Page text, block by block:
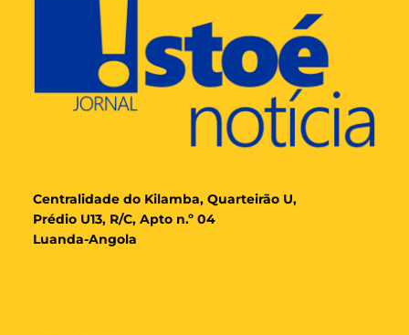
Centralidade do Kilamba, Quarteirão U,
Prédio U13, R/C, Apto n.º 04
Luanda-Angola